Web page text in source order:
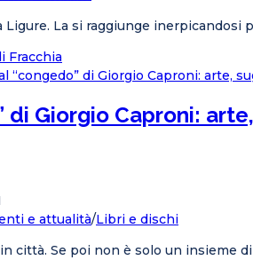
Ligure. La si raggiunge
Fracchia
di Giorgio Caproni:
e attualità/Libri e dischi
città. Se poi non è solo un